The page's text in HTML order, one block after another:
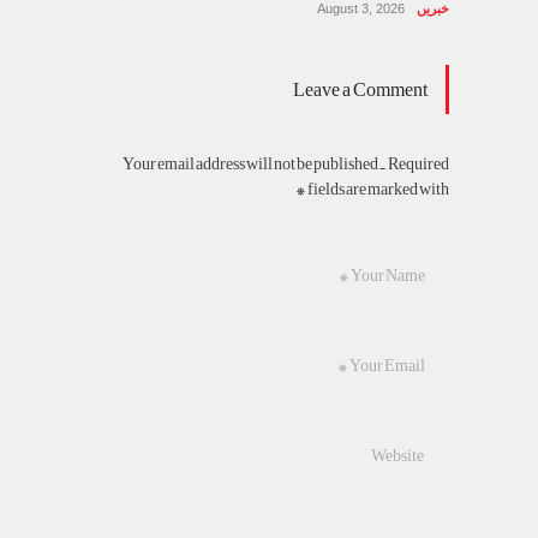
خبریں August 3, 2026
Leave a Comment
Your email address will not be published. Required
fields are marked with *